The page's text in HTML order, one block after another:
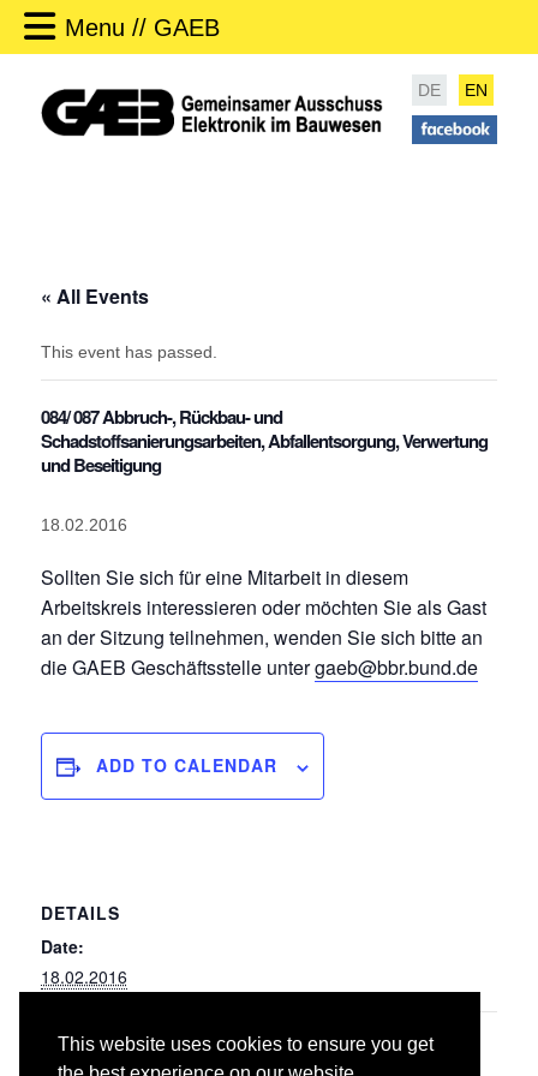
This website uses cookies to ensure you get
Menu // GAEB
DE EN
« All Events
This event has passed.
084/ 087 Abbruch-, Rückbau- und
Schadstoffsanierungsarbeiten, Abfallentsorgung, Verwertung
und Beseitigung
18.02.2016
Sollten Sie sich für eine Mitarbeit in diesem
Arbeitskreis interessieren oder möchten Sie als Gast
an der Sitzung teilnehmen, wenden Sie sich bitte an
die GAEB Geschäftsstelle untergaeb@bbr.bund.de
ADD TO CALENDAR
DETAILS
Date:
18.02.2016
039
009-309 Entwässerungskanalarbeiten